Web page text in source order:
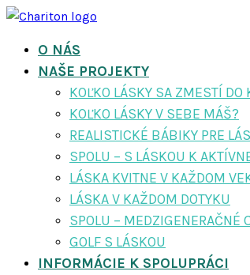
O NÁS
NAŠE PROJEKTY
KOĽKO LÁSKY SA ZMESTÍ DO
KOĽKO LÁSKY V SEBE MÁŠ?
REALISTICKÉ BÁBIKY PRE
SPOLU – S LÁSKOU K
LÁSKA KVITNE V KAŽDOM
LÁSKA V KAŽDOM DOTYKU
SPOLU – MEDZIGENERAČNÉ
GOLF S LÁSKOU
INFORMÁCIE K SPOLUPRÁCI